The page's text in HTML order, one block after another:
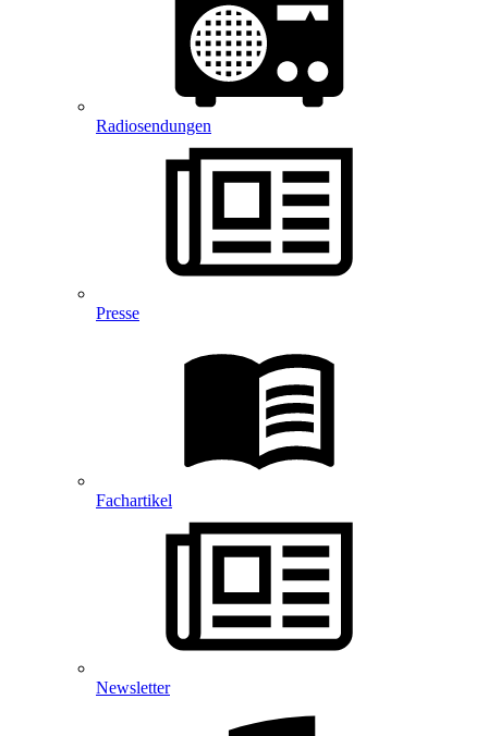
Radiosendungen
Presse
Fachartikel
Newsletter